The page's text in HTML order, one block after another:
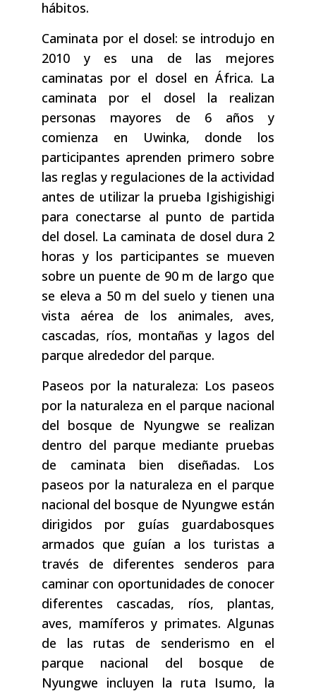
hábitos.
Caminata por el dosel: se introdujo en
2010 y es una de las mejores
caminatas por el dosel en África. La
caminata por el dosel la realizan
personas mayores de 6 años y
comienza en Uwinka, donde los
participantes aprenden primero sobre
las reglas y regulaciones de la actividad
antes de utilizar la prueba Igishigishigi
para conectarse al punto de partida
del dosel. La caminata de dosel dura 2
horas y los participantes se mueven
sobre un puente de 90 m de largo que
se eleva a 50 m del suelo y tienen una
vista aérea de los animales, aves,
cascadas, ríos, montañas y lagos del
parque alrededor del parque.
Paseos por la naturaleza: Los paseos
por la naturaleza en el parque nacional
del bosque de Nyungwe se realizan
dentro del parque mediante pruebas
de caminata bien diseñadas. Los
paseos por la naturaleza en el parque
nacional del bosque de Nyungwe están
dirigidos por guías guardabosques
armados que guían a los turistas a
través de diferentes senderos para
caminar con oportunidades de conocer
diferentes cascadas, ríos, plantas,
aves, mamíferos y primates. Algunas
de las rutas de senderismo en el
parque nacional del bosque de
Nyungwe incluyen la ruta Isumo, la